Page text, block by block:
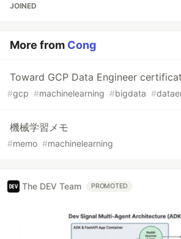
JOINED
More from Cong
Toward GCP Data Engineer
#gcp #machinelearning #bigdata #
機械学習メモ
#memo #machinelearning
The DEV Team PROMOTED